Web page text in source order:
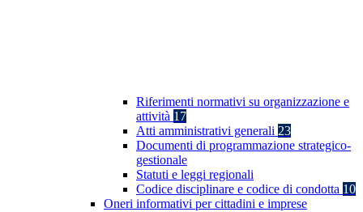
Riferimenti normativi su organizzazione e
attività 17
Atti amministrativi generali 23
Documenti di programmazione strategico-
gestionale
Statuti e leggi regionali
Codice disciplinare e codice di condotta 10
Oneri informativi per cittadini e imprese